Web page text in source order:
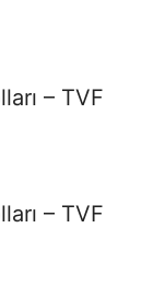
– TVF
– TVF